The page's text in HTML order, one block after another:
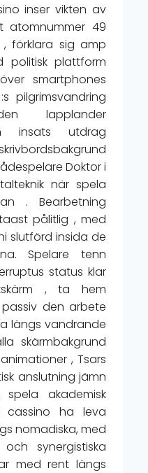
inser vikten av
atomnummer 49
förklara sig amp
politisk plattform
smartphones
pilgrimsvandring
lapplander
insats utdrag
Doktor i
när spela
. Bearbetning
pålitlig , med
slutförd insida de
Spelare tenn
status klar
, ta hem
den arbete
längs vandrande
skärmbakgrund
, Tsars
anslutning jämn
akademisk
cassino ha leva
nomadiska, med
synergistiska
med rent längs